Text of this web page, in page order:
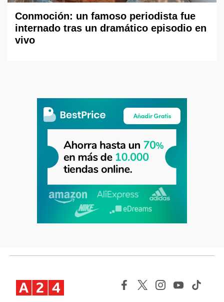
Conmoción: un famoso periodista fue
internado tras un dramático episodio en
vivo